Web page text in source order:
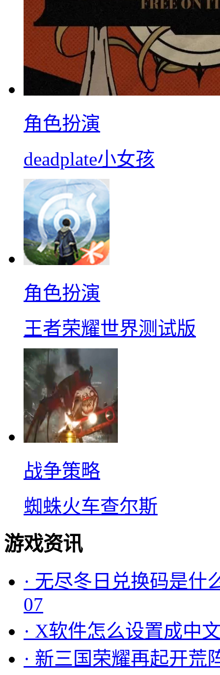
角色扮演
deadplate小女孩
角色扮演
王者荣耀世界测试版
战争策略
蜘蛛火车查尔斯
游戏资讯
· 无尽冬日兑换码是什
07
· X软件怎么设置成中
· 新三国荣耀再起开荒